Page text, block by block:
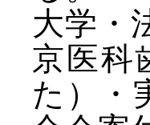
大学・
京医科
た）・